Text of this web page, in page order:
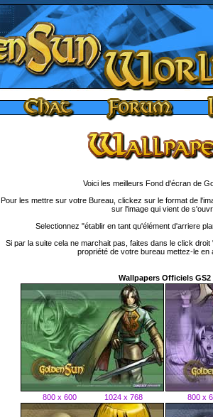
Voici les meilleurs Fond d'écran de
Pour les mettre sur votre Bureau, clickez sur le format de
sur l'image qui vient de
Selectionnez "établir en tant qu'élément d'arriere
Si par la suite cela ne marchait pas, faites dans le click
propriété de votre bureau mettez-le en
Wallpapers Officiels GS2
800 x 600 1024 x 768 800 x